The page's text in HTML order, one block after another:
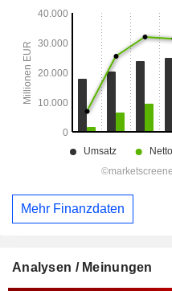
Mehr Finanzdaten
Analysen / Meinungen